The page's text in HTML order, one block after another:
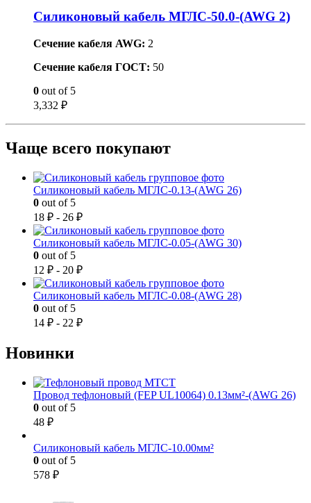
Силиконовый кабель МГЛС-50.0-(AWG 2)
Сечение кабеля AWG: 2
Сечение кабеля ГОСТ: 50
0 out of 5
3,332 ₽
Чаще всего покупают
Силиконовый кабель МГЛС-0.13-(AWG 26)
0 out of 5
18 ₽ - 26 ₽
Силиконовый кабель МГЛС-0.05-(AWG 30)
0 out of 5
12 ₽ - 20 ₽
Силиконовый кабель МГЛС-0.08-(AWG 28)
0 out of 5
14 ₽ - 22 ₽
Новинки
Провод тефлоновый (FEP UL10064) 0.13мм²-(AWG 26)
0 out of 5
48 ₽
Силиконовый кабель МГЛС-10.00мм²
0 out of 5
578 ₽